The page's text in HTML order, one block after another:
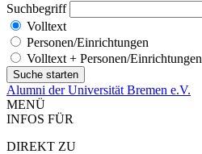
Suchbegriff
Volltext
Personen/Einrichtungen
Volltext + Personen/Einrichtungen
Alumni der Universität Bremen e.V.
MENÜ
INFOS FÜR
DIREKT ZU